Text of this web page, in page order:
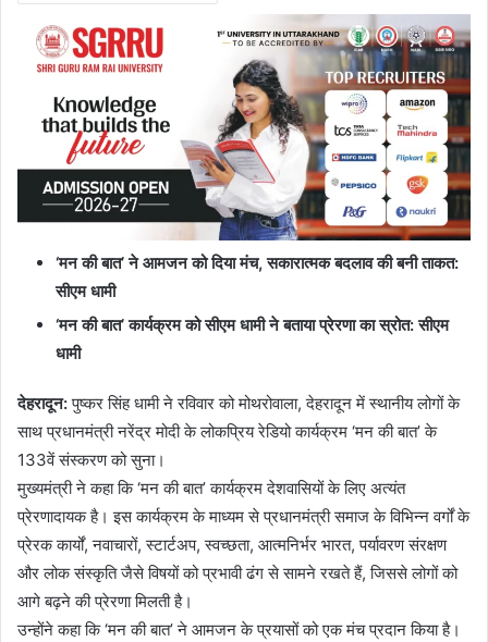
‘मन की बात’ ने आमजन को दिया मंच, सकारात्मक बदलाव की बनी ताकत:
सीएम धामी
‘मन की बात’ कार्यक्रम को सीएम धामी ने बताया प्रेरणा का स्रोत: सीएम
धामी
देहरादून:पुष्कर सिंह धामी ने रविवार को मोथरोवाला, देहरादून में स्थानीय लोगों के
साथ प्रधानमंत्री नरेंद्र मोदी के लोकप्रिय रेडियो कार्यक्रम ‘मन की बात’ के
133वें संस्करण को सुना।
मुख्यमंत्री ने कहा कि ‘मन की बात’ कार्यक्रम देशवासियों के लिए अत्यंत
प्रेरणादायक है। इस कार्यक्रम के माध्यम से प्रधानमंत्री समाज के विभिन्न वर्गों के
प्रेरक कार्यों, नवाचारों, स्टार्टअप, स्वच्छता, आत्मनिर्भर भारत, पर्यावरण संरक्षण
और लोक संस्कृति जैसे विषयों को प्रभावी ढंग से सामने रखते हैं, जिससे लोगों को
आगे बढ़ने की प्रेरणा मिलती है।
उन्होंने कहा कि ‘मन की बात’ ने आमजन के प्रयासों को एक मंच प्रदान किया है।